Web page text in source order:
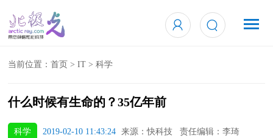
当前位置：首页 >IT >科学
什么时候有生命的？35亿年前
科学 2019-02-10 11:43:24 来源：快科技 责任编辑：李琦